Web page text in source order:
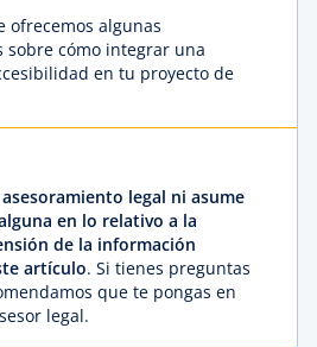
ofrecemos algunas
sobre cómo integrar una
en tu proyecto de
legal ni asume
en lo relativo a la
de la información
artículo. Si tienes preguntas
que te pongas en
legal.